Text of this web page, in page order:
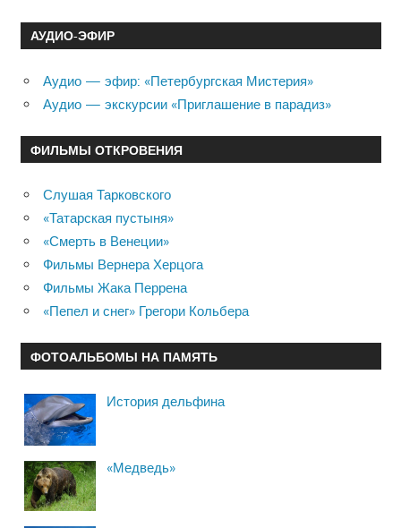
АУДИО-ЭФИР
Аудио — эфир: «Петербургская Мистерия»
Аудио — экскурсии «Приглашение в парадиз»
ФИЛЬМЫ ОТКРОВЕНИЯ
Слушая Тарковского
«Татарская пустыня»
«Смерть в Венеции»
Фильмы Вернера Херцога
Фильмы Жака Перрена
«Пепел и снег» Грегори Кольбера
ФОТОАЛЬБОМЫ НА ПАМЯТЬ
История дельфина
«Медведь»